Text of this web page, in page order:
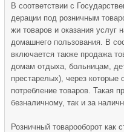
В соответствии с
дерации под розничным
жи товаров и оказания услуг
домашнего пользования. В
включается также продажа
домам отдыха, больницам,
престарелых), через которые
потребление товаров. Такая
безналичному, так и за
Розничный товарооборот как